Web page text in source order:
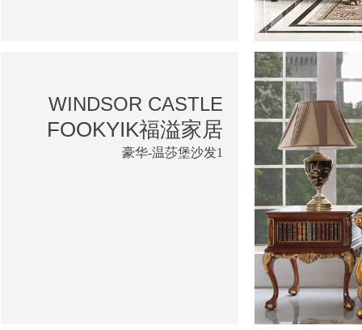
WINDSOR CASTLE
FOOKYIK福溢家居
豪华-温莎堡沙发1